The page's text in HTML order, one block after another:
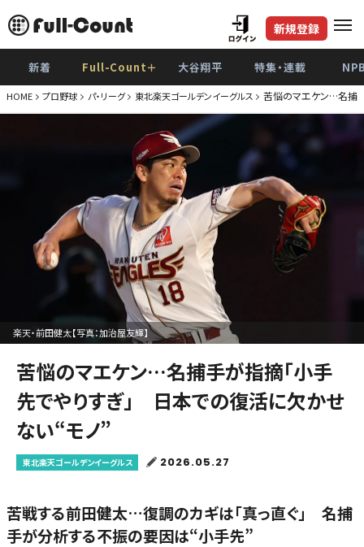
新規登録
新着 Full-Count＋ 大谷翔平 特集・連載
HOME プロ野球 パ・リーグ 東北楽天ゴールデンイーグルス 苦悩のマエケン…名捕
楽天・前田健太【写真：加治屋友輝】
苦悩のマエケン…名捕手が指摘「小手
先でやりすぎ」 日本での復活に欠かせ
ない“モノ”
東北楽天ゴールデンイーグルス 2026.05.27
苦戦する前田健太…復調のカギは「真っ直ぐ」 名捕
手が分析する不振の要因は“小手先”